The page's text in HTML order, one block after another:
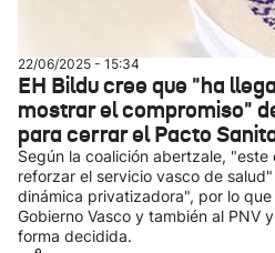
22/06/2025 - 15:34
EH Bildu cree que "ha
mostrar el compromiso"
para cerrar el Pacto
Según la coalición abertzale,
reforzar el servicio vasco de
dinámica privatizadora", por lo
Gobierno Vasco y también al PNV
forma decidida.